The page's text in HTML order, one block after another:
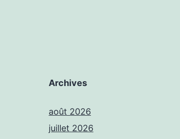
Archives
août 2026
juillet 2026